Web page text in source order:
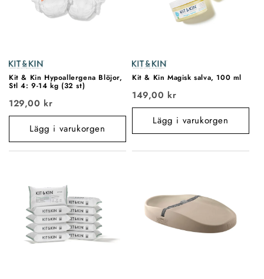
i
Kit & Kin Hypoallergena Blöjor,
Stl 4: 9-14 kg (32 st)
129,00 kr
Lägg i varukorgen
Kit & Kin Magisk salva, 100 ml
149,00 kr
Lägg i varukorgen